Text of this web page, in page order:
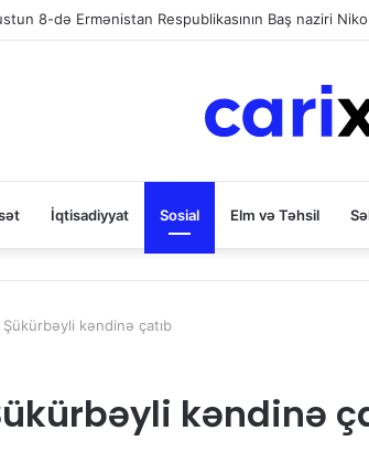
İqtisadiyyat Sosial Elm və Təhsil
kəndinə çatıb
kəndinə